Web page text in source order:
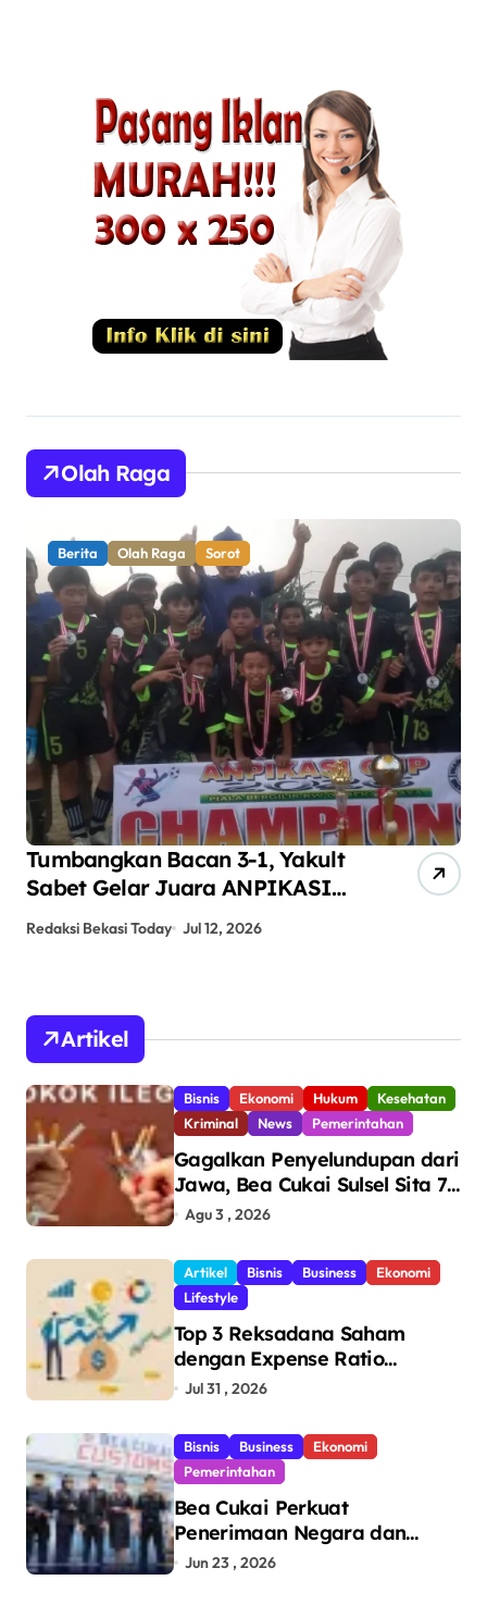
Olah Raga
Berita Olah Raga Sorot
Tumbangkan Bacan 3-1, Yakult
Sabet Gelar Juara ANPIKASI
Redaksi Bekasi Today Jul 12, 2026
Artikel
Bisnis Ekonomi Hukum
Kesehatan
Kriminal
News Pemerintahan
Gagalkan Penyelundupan dari
Jawa, Bea Cukai Sulsel Sita 7,8
Juta Batang Rokok Ilegal
Makassar
Agu 3 , 2026
Artikel Bisnis Business
Ekonomi
Lifestyle
Top 3 Reksadana Saham
dengan Expense Ratio
Terendah
Jul 31 , 2026
Bisnis Business
Ekonomi
Pemerintahan
Bea Cukai Perkuat
Penerimaan Negara dan
Pengawasan, Setor Rp123,8
Jun 23 , 2026